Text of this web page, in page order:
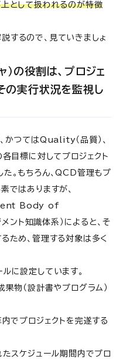
課題発見・解決スキルが磨
の得意分野を生かして特定分
キャリアが広がりやすい
）とPL（プロジェクト
ジャ）は平均で年収800万
ー）は平均で年収500万〜
として扱われるのが特徴
するので、見ていきましょ
）の役割は、プロジェ
の実行状況を監視し
かつてはQuality（品質）、
目標に対してプロジェクト
。もちろん、QCD管理もプ
ではありますが、
Body of
ント知識体系）によると、そ
ため、管理する対象は多く
に設定しています。
物（設計書やプログラム）
でプロジェクトを完遂する
たスケジュール期間内でプロ